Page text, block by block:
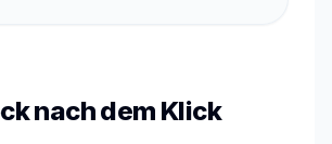
nach dem Klick